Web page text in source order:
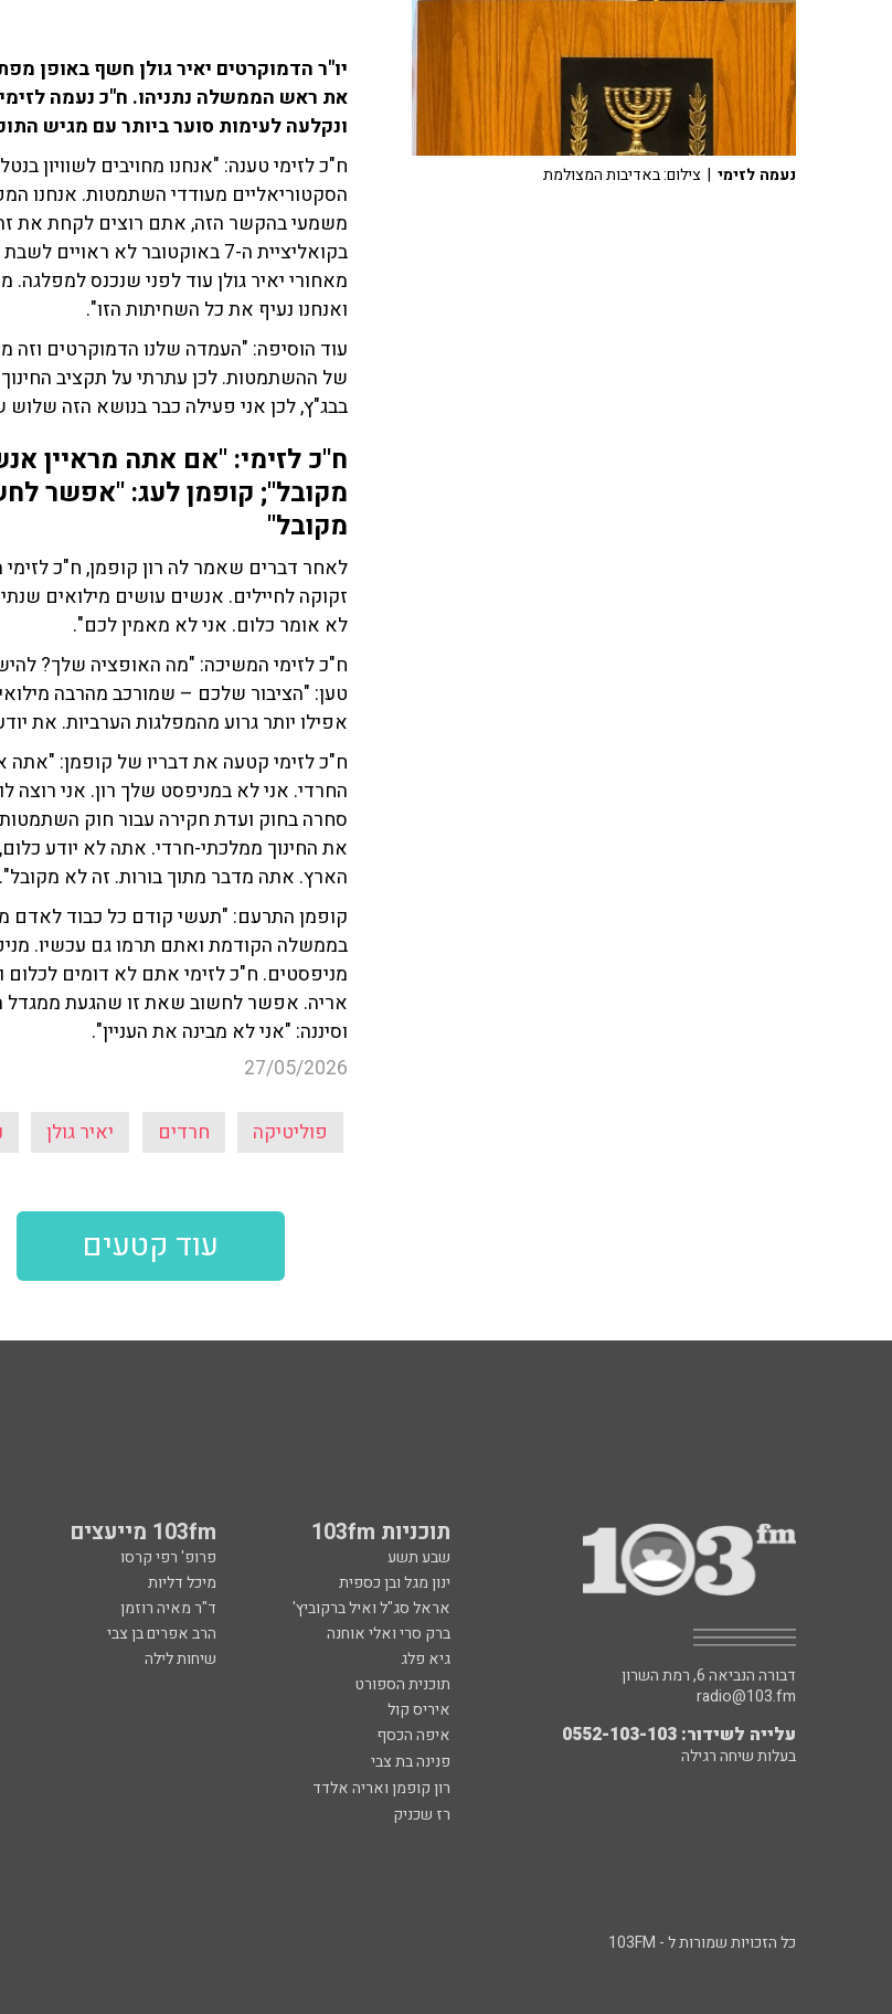
יו"ר הדמוקרטים יאיר גולן חשף באופן
את ראש הממשלה נתניהו. ח"כ נעמה
ונקלעה לעימות סוער ביותר עם מגיש
ח"כ לזימי טענה: "אנחנו מחויבים לשוויון
הסקטוריאליים מעודדי השתמטות. אנחנו
משמעי בהקשר הזה, אתם רוצים לקחת את
בקואליציית ה-7 באוקטובר לא
מאחורי יאיר גולן עוד לפני שנכנס
ואנחנו נעיף את כל השחיתות הזו".
עוד הוסיפה: "העמדה שלנו הדמוקרטים וזה
של ההשתמטות. לכן עתרתי על תקציב
בבג"ץ, לכן אני פעילה כבר בנושא הזה שלוש
ח"כ לזימי: "אם אתה מראיין
מקובל"; קופמן לעג: "אפשר
מקובל"
לאחר דברים שאמר לה רון קופמן, ח"כ
זקוקה לחיילים. אנשים עושים מילואים
לא אומר כלום. אני לא מאמין לכם".
ח"כ לזימי המשיכה: "מה האופציה שלך?
טען: "הציבור שלכם – שמורכב מהרבה
אפילו יותר גרוע מהמפלגות הערביות. את
ח"כ לזימי קטעה את דבריו של קופמן: "אתה
החרדי. אני לא במניפסט שלך רון. אני
סחרה בחוק ועדת חקירה עבור חוק
את החינוך ממלכתי-חרדי. אתה לא יודע
הארץ. אתה מדבר מתוך בורות. זה לא מקובל".
בממשלה הקודמת ואתם תרמו גם עכשיו.
מניפסטים. ח"כ לזימי אתם לא דומים
אריה. אפשר לחשוב שאת זו שהגעת ממגדל
וסיננה: "אני לא מבינה את העניין".
27/05/2026
פוליטיקה חרדים יאיר גולן
נעמה לזימי | צילום: באדיבות המצולמת
עוד קטעים
תוכניות 103fm 103fm מייעצים
שבע תשע פרופ' רפי קרסו
ינון מגל ובן כספית
מיכל דליות
אראל סג"ל ואיל ברקוביץ'
ד"ר מאיה רוזמן
ברק סרי ואלי אוחנה
הרב אפרים בן צבי
גיא פלג
שיחות לילה
תוכנית הספורט
איריס קול
איפה הכסף
פנינה בת צבי
רון קופמן ואריה אלדד
רז שכניק
דבורה הנביאה 6, רמת השרון
radio@103.fm
עלייה לשידור: 0552-103-103
בעלות שיחה רגילה
כל הזכויות שמורות ל - 103FM